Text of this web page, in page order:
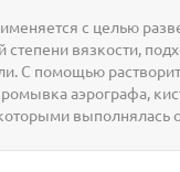
с целью
степени вязкости,
С помощью
аэрографа,
выполнялась